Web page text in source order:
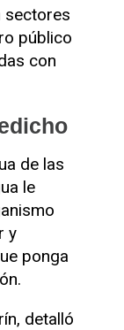
sectores
público
con
de las
le
y
ponga
detalló